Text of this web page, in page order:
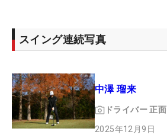
スイング連続写真
中澤 瑠来
ドライバー 正面
2025年12月9日